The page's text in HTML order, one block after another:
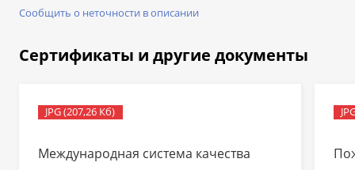
Сообщить о неточности в описании
Сертификаты и другие документы
JPG (207,26 Кб)
Международная система качества